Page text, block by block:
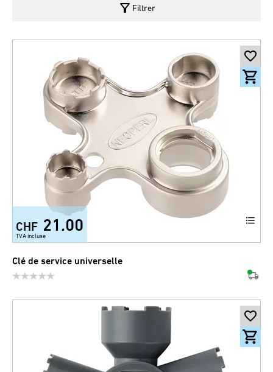
filter_alt Filtrer
CHF 21.00
TVA incluse
Clé de service universelle